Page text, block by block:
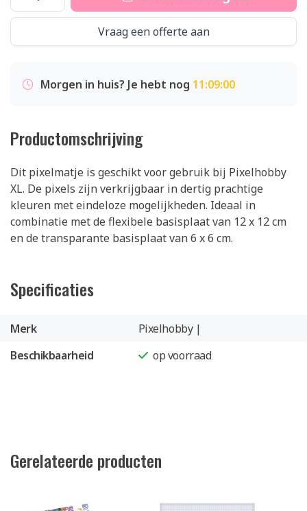
Vraag een offerte aan
Morgen in huis? Je hebt nog 11:09:00
Productomschrijving
Dit pixelmatje is geschikt voor gebruik bij Pixelhobby
XL. De pixels zijn verkrijgbaar in dertig prachtige
kleuren met eindeloze mogelijkheden. Ideaal in
combinatie met de flexibele basisplaat van 12 x 12 cm
en de transparante basisplaat van 6 x 6 cm.
Specificaties
Merk
Pixelhobby |
Beschikbaarheid
op voorraad
Gerelateerde producten